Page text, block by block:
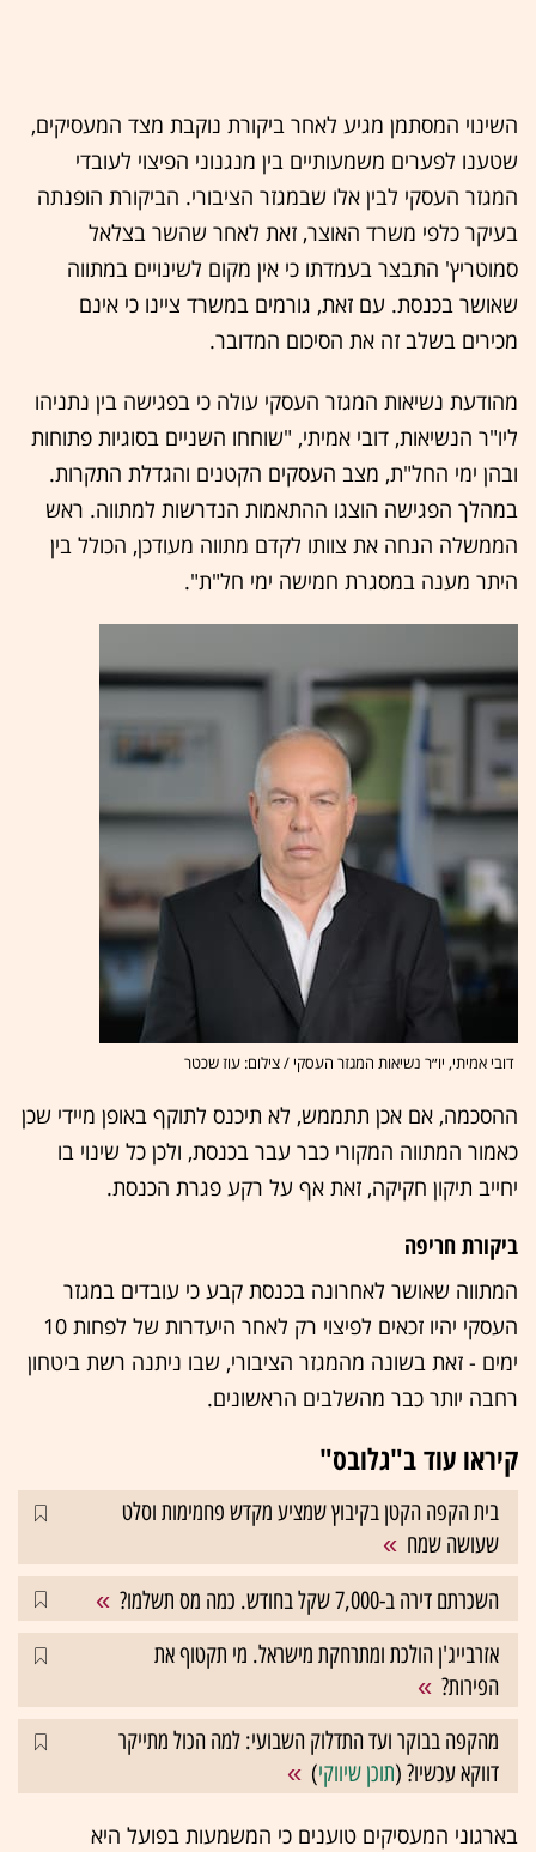
השינוי המסתמן מגיע לאחר ביקורת נוקבת מצד המעסיקים,
שטענו לפערים משמעותיים בין מנגנוני הפיצוי לעובדי
המגזר העסקי לבין אלו שבמגזר הציבורי. הביקורת הופנתה
בעיקר כלפי משרד האוצר, זאת לאחר שהשר בצלאל
סמוטריץ' התבצר בעמדתו כי אין מקום לשינויים במתווה
שאושר בכנסת. עם זאת, גורמים במשרד ציינו כי אינם
מכירים בשלב זה את הסיכום המדובר.
מהודעת נשיאות המגזר העסקי עולה כי בפגישה בין נתניהו
ליו"ר הנשיאות, דובי אמיתי, "שוחחו השניים בסוגיות פתוחות
ובהן ימי החל"ת, מצב העסקים הקטנים והגדלת התקרות.
במהלך הפגישה הוצגו ההתאמות הנדרשות למתווה. ראש
הממשלה הנחה את צוותו לקדם מתווה מעודכן, הכולל בין
היתר מענה במסגרת חמישה ימי חל"ת".
דובי אמיתי, יו״ר נשיאות המגזר העסקי / צילום: עוז שכטר
ההסכמה, אם אכן תתממש, לא תיכנס לתוקף באופן מיידי שכן
כאמור המתווה המקורי כבר עבר בכנסת, ולכן כל שינוי בו
יחייב תיקון חקיקה, זאת אף על רקע פגרת הכנסת.
ביקורת חריפה
המתווה שאושר לאחרונה בכנסת קבע כי עובדים במגזר
העסקי יהיו זכאים לפיצוי רק לאחר היעדרות של לפחות 10
ימים - זאת בשונה מהמגזר הציבורי, שבו ניתנה רשת ביטחון
רחבה יותר כבר מהשלבים הראשונים.
קיראו עוד ב"גלובס"
בית הקפה הקטן בקיבוץ שמציע מקדש פחמימות וסלט
שעושה שמח
השכרתם דירה ב-7,000 שקל בחודש. כמה מס תשלמו?
אזרבייג'ן הולכת ומתרחקת מישראל. מי תקטוף את
הפירות?
מהקפה בבוקר ועד התדלוק השבועי: למה הכול מתייקר
דווקא עכשיו? (תוכן שיווקי)
בארגוני המעסיקים טוענים כי המשמעות בפועל היא